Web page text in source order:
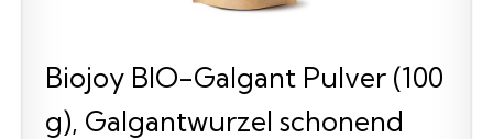
Biojoy BIO-Galgant Pulver (100
g), Galgantwurzel schonend